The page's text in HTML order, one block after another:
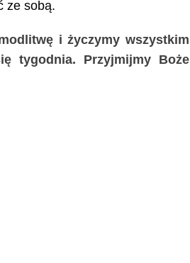
ze sobą.
i życzymy wszystkim
tygodnia. Przyjmijmy Boże